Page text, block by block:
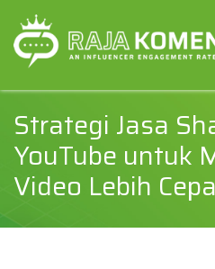
Strategi Jasa
YouTube untuk
Video Lebih